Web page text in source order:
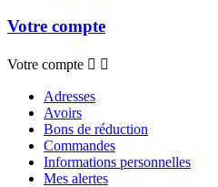
Votre compte
Votre compte  
Adresses
Avoirs
Bons de réduction
Commandes
Informations personnelles
Mes alertes